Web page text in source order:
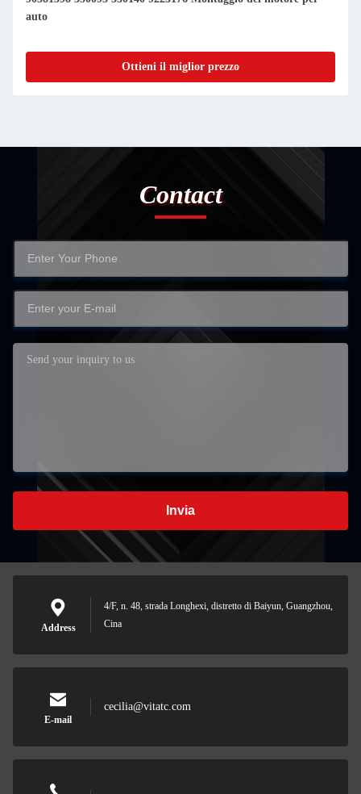
auto
Ottieni il miglior prezzo
Contact
Invia
Address
4/F, n. 48, strada Longhexi, distretto di Baiyun, Guangzhou,
Cina
E-mail
cecilia@vitatc.com